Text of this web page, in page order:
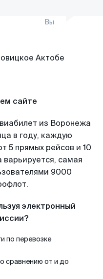
Вы
сайте
из Воронежа
в году, каждую
5 прямых рейсов и 10
самая
9000
электронный
по перевозке
сравнению от и до